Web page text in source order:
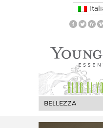
BLOG DI